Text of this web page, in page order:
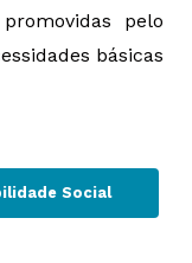
promovidas
pelo
básicas
Social